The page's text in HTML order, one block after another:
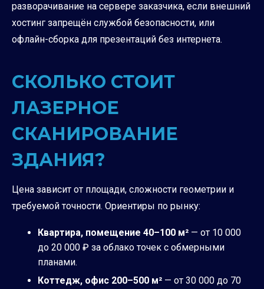
разворачивание на сервере заказчика, если внешний
хостинг запрещён службой безопасности, или
офлайн-сборка для презентаций без интернета.
СКОЛЬКО СТОИТ
ЛАЗЕРНОЕ
СКАНИРОВАНИЕ
ЗДАНИЯ?
Цена зависит от площади, сложности геометрии и
требуемой точности. Ориентиры по рынку:
Квартира, помещение 40–100 м² — от 10 000
до 20 000 ₽ за облако точек с обмерными
планами.
Коттедж, офис 200–500 м² — от 30 000 до 70